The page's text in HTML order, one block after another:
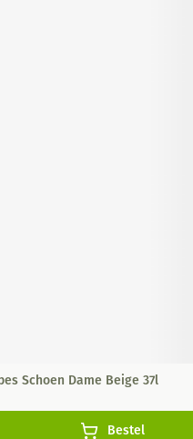
Schoen Dame Beige 37l
Bestel